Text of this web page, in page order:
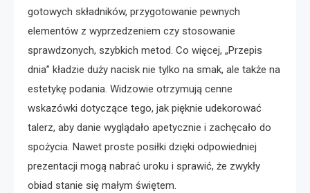
gotowych składników, przygotowanie pewnych
elementów z wyprzedzeniem czy stosowanie
sprawdzonych, szybkich metod. Co więcej, „Przepis
dnia” kładzie duży nacisk nie tylko na smak, ale także na
estetykę podania. Widzowie otrzymują cenne
wskazówki dotyczące tego, jak pięknie udekorować
talerz, aby danie wyglądało apetycznie i zachęcało do
spożycia. Nawet proste posiłki dzięki odpowiedniej
prezentacji mogą nabrać uroku i sprawić, że zwykły
obiad stanie się małym świętem.